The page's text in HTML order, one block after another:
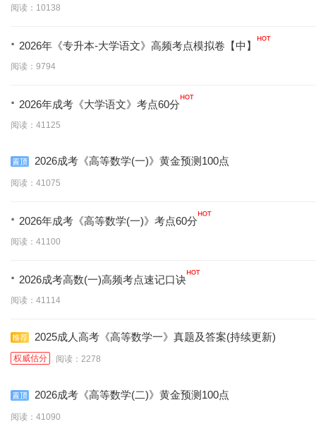
阅读：10138
· 2026年《专升本-大学语文》高频考点模拟卷【中】
阅读：9794
· 2026年成考《大学语文》考点60分
阅读：41125
2026成考《高等数学(一)》黄金预测100点
阅读：41075
· 2026年成考《高等数学(一)》考点60分
阅读：41100
· 2026成考高数(一)高频考点速记口诀
阅读：41114
2025成人高考《高等数学一》真题及答案(持续更新)
权威估分 阅读：2278
2026成考《高等数学(二)》黄金预测100点
阅读：41090